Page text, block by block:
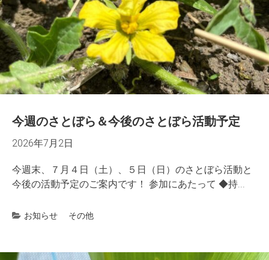
今週のさとぼら＆今後のさとぼら活動予定
2026年7月2日
今週末、７月４日（土）、５日（日）のさとぼら活動と
今後の活動予定のご案内です！ 参加にあたって ◆持...
お知らせ その他